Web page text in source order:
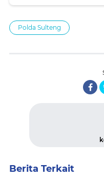
Polda Sulteng
Berita Terkait